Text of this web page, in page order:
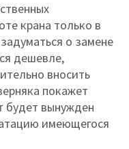
крана только в
о замене
дешевле,
вносить
покажет
будет вынужден
имеющегося